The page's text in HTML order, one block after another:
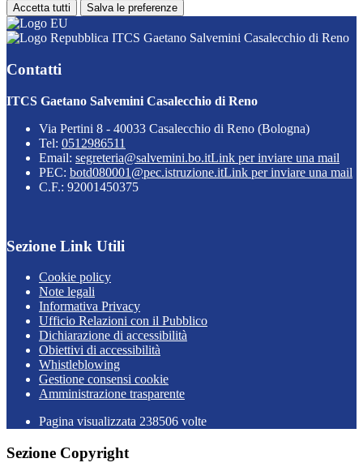
Accetta tutti Salva le preferenze
ITCS Gaetano Salvemini Casalecchio di Reno
Contatti
ITCS Gaetano Salvemini Casalecchio di Reno
Via Pertini 8 - 40033 Casalecchio di Reno (Bologna)
Tel: 0512986511
Email: segreteria@salvemini.bo.itLink per inviare una mail
PEC: botd080001@pec.istruzione.itLink per inviare una mail
C.F.: 92001450375
Sezione Link Utili
Cookie policy
Note legali
Informativa Privacy
Ufficio Relazioni con il Pubblico
Dichiarazione di accessibilità
Obiettivi di accessibilità
Whistleblowing
Gestione consensi cookie
Amministrazione trasparente
Pagina visualizzata 238506 volte
Sezione Copyright